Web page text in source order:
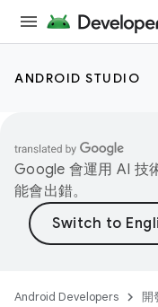
ANDROID STUDIO
Google 會運用 AI 技
能會出錯。
Android Developers 開